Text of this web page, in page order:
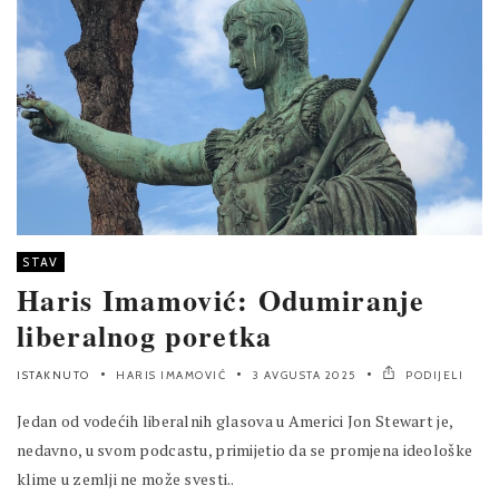
STAV
Haris Imamović: Odumiranje
liberalnog poretka
ISTAKNUTO HARIS IMAMOVIĆ 3 AVGUSTA 2025 PODIJELI
Jedan od vodećih liberalnih glasova u Americi Jon Stewart je,
nedavno, u svom podcastu, primijetio da se promjena ideološke
klime u zemlji ne može svesti..